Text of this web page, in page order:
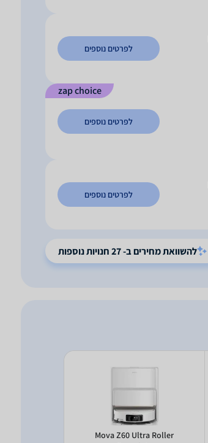
לפרטים נוספים
zap choice
לפרטים נוספים
לפרטים נוספים
להשוואת מחירים ב- 27 חנויות נוספות
Mova Z60 Ultra Roller